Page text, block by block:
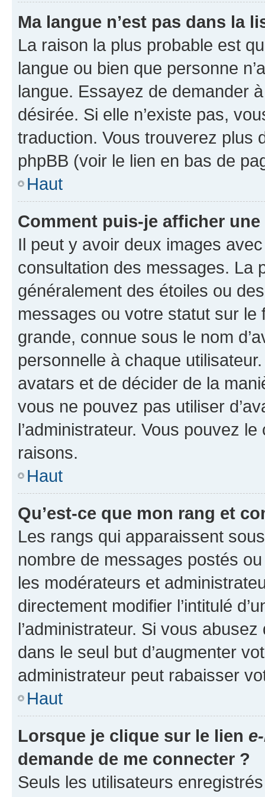
Ma langue n’est pas dans la
La raison la plus probable est
langue ou bien que personne
langue. Essayez de demander
désirée. Si elle n’existe pas,
traduction. Vous trouverez plus
phpBB (voir le lien en bas de
Haut
Comment puis-je afficher
Il peut y avoir deux images
consultation des messages. La
généralement des étoiles ou
messages ou votre statut sur
grande, connue sous le nom
personnelle à chaque utilisateur.
avatars et de décider de la
vous ne pouvez pas utiliser
l’administrateur. Vous pouvez
raisons.
Haut
Qu’est-ce que mon rang et
Les rangs qui apparaissent
nombre de messages postés
les modérateurs et
directement modifier l’intitulé
l’administrateur. Si vous
dans le seul but d’augmenter
administrateur peut rabaisser
Haut
Lorsque je clique sur le lien
demande de me connecter ?
Seuls les utilisateurs